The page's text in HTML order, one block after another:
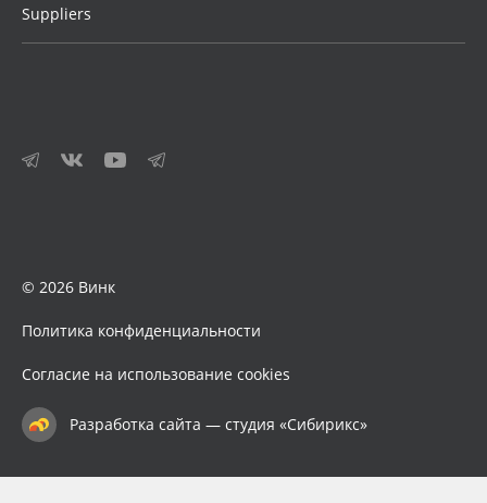
Suppliers
© 2026 Винк
Политика конфиденциальности
Согласие на использование cookies
Разработка сайта — студия «Сибирикс»